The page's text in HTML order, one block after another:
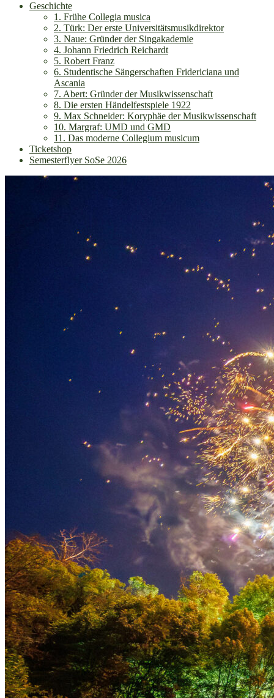
Geschichte
1. Frühe Collegia musica
2. Türk: Der erste Universitätsmusikdirektor
3. Naue: Gründer der Singakademie
4. Johann Friedrich Reichardt
5. Robert Franz
6. Studentische Sängerschaften Fridericiana und
Ascania
7. Abert: Gründer der Musikwissenschaft
8. Die ersten Händelfestspiele 1922
9. Max Schneider: Koryphäe der Musikwissenschaft
10. Margraf: UMD und GMD
11. Das moderne Collegium musicum
Ticketshop
Semesterflyer SoSe 2026